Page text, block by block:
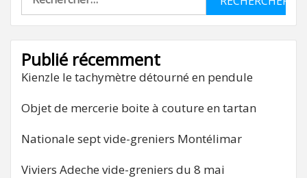
Publié récemment
Kienzle le tachymètre détourné en pendule
Objet de mercerie boite à couture en tartan
Nationale sept vide-greniers Montélimar
Viviers Adeche vide-greniers du 8 mai